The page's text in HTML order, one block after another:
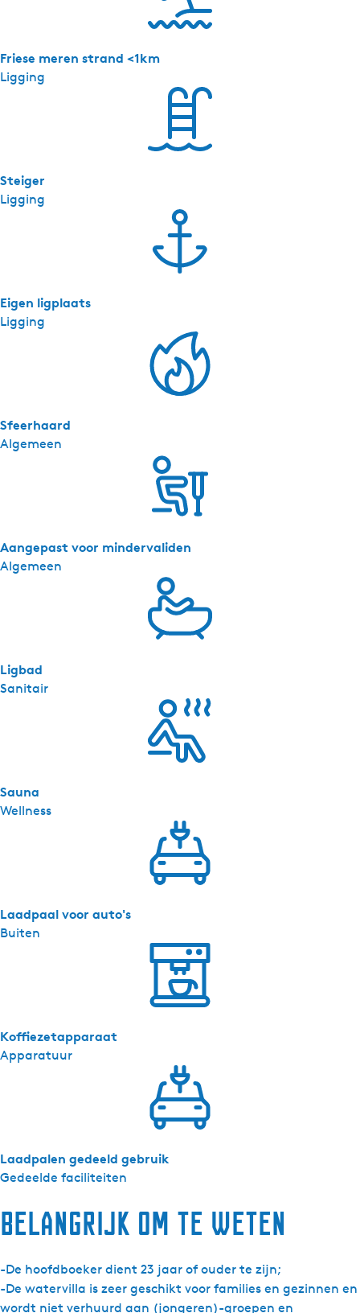
Ligging
Friese meren strand <1km
Ligging
Steiger
Ligging
Eigen ligplaats
Algemeen
Sfeerhaard
Algemeen
Aangepast voor mindervaliden
Sanitair
Ligbad
Wellness
Sauna
Buiten
Laadpaal voor auto's
Apparatuur
Koffiezetapparaat
Gedeelde faciliteiten
Laadpalen gedeeld gebruik
Belangrijk om te weten
-De hoofdboeker dient 23 jaar of ouder te zijn;
-De watervilla is zeer geschikt voor families en gezinnen en
wordt niet verhuurd aan (jongeren)-groepen en